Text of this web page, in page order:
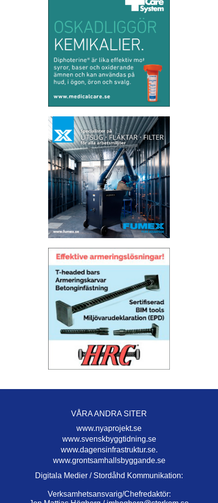
VÅRA ANDRA SITER
www.nyaprojekt.se
www.svenskbyggtidning.se
www.dagensinfrastruktur.se.
www.grontsamhallsbyggande.se
Digitala Medier / Stordåhd Kommunikation:
Verksamhetsansvarig/Chefredaktör: